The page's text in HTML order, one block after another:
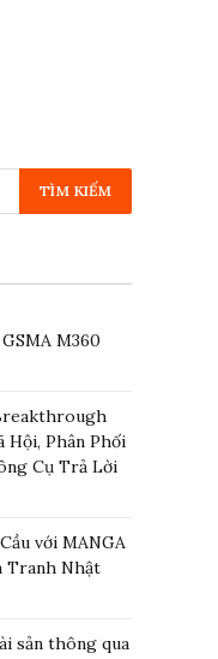
M360
Hội, Phân Phối
Cụ Trả Lời
với MANGA
Tranh Nhật
sản thông qua